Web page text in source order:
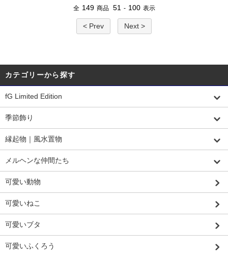
全 149 商品 51 - 100 表示
< Prev Next >
カテゴリーから探す
fG Limited Edition
季節飾り
縁起物｜風水置物
メルヘンな仲間たち
可愛い動物
可愛いねこ
可愛いブタ
可愛いふくろう